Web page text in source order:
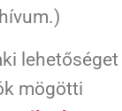
lehetőséget
mögötti